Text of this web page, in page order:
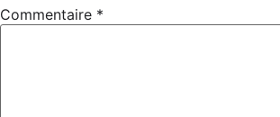
Commentaire *